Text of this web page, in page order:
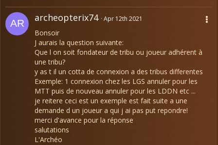
archeopterix74 Apr 12th 2021
Bonsoir
J aurais la question suivante:
Que l on soit fondateur de tribu ou joueur adhérent à
une tribu?
y as t il un cotta de connexion a des tribus differentes
Exemple: 1 connexion chez les LGS annuler pour les
MTT puis de nouveau annuler pour les LDDN etc ...
je reitere ceci est un exemple est fait suite a une
demande d un joueur a qui j ai pas put repondre!
merci d'avance pour la réponse
salutations
L'Archéo